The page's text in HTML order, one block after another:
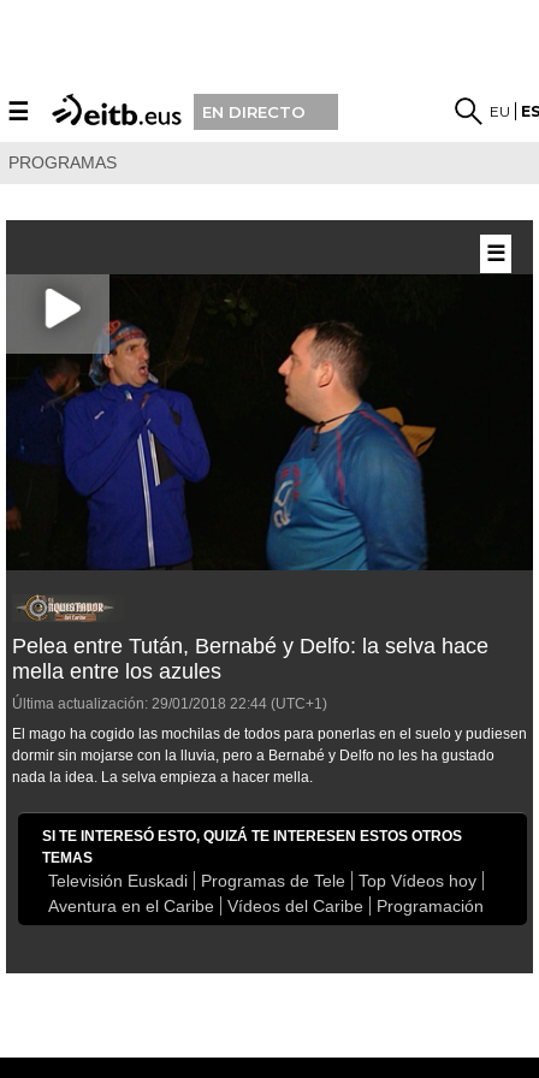
☰ EN DIRECTO EU
PROGRAMAS
Pelea entre Tután, Bernabé y Delfo: la selva hace
mella entre los azules
Última actualización: 29/01/2018 22:44 (UTC+1)
El mago ha cogido las mochilas de todos para ponerlas en el suelo y pudiesen
dormir sin mojarse con la lluvia, pero a Bernabé y Delfo no les ha gustado
nada la idea. La selva empieza a hacer mella.
SI TE INTERESÓ ESTO, QUIZÁ TE INTERESEN ESTOS OTROS
TEMAS
Televisión Euskadi Programas de Tele
Top Vídeos hoy
Aventura en el Caribe
Vídeos del Caribe Programación
☰